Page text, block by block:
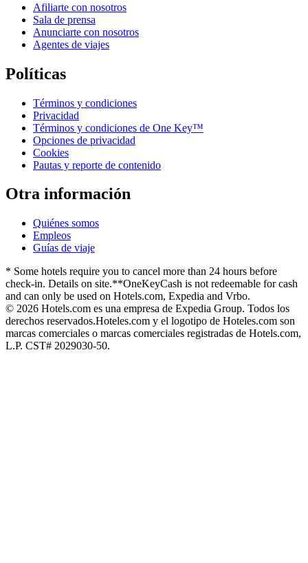
Afiliarte con nosotros
Sala de prensa
Anunciarte con nosotros
Agentes de viajes
Políticas
Términos y condiciones
Privacidad
Términos y condiciones de One Key™
Opciones de privacidad
Cookies
Pautas y reporte de contenido
Otra información
Quiénes somos
Empleos
Guías de viaje
* Some hotels require you to cancel more than 24 hours before
check-in. Details on site.**OneKeyCash is not redeemable for cash
and can only be used on Hotels.com, Expedia and Vrbo.
© 2026 Hotels.com es una empresa de Expedia Group. Todos los
derechos reservados.Hoteles.com y el logotipo de Hoteles.com son
marcas comerciales o marcas comerciales registradas de Hotels.com,
L.P. CST# 2029030-50.